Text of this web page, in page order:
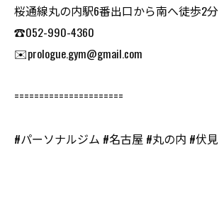
桜通線丸の内駅6番出口から南へ徒歩2分
☎️052-990-4360
✉️prologue.gym@gmail.com
======================
#パーソナルジム #名古屋 #丸の内 #伏見